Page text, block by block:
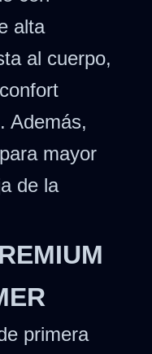
alta
al cuerpo,
Además,
mayor
de la
primera